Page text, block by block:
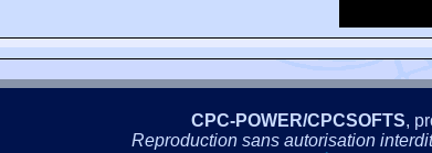
CPC-POWER/CPCSOFTS,
Reproduction sans autorisation